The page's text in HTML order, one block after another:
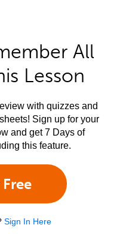
All
Lesson
with quizzes and
Sign up for your
and get 7 Days of
this feature.
Sign In Here